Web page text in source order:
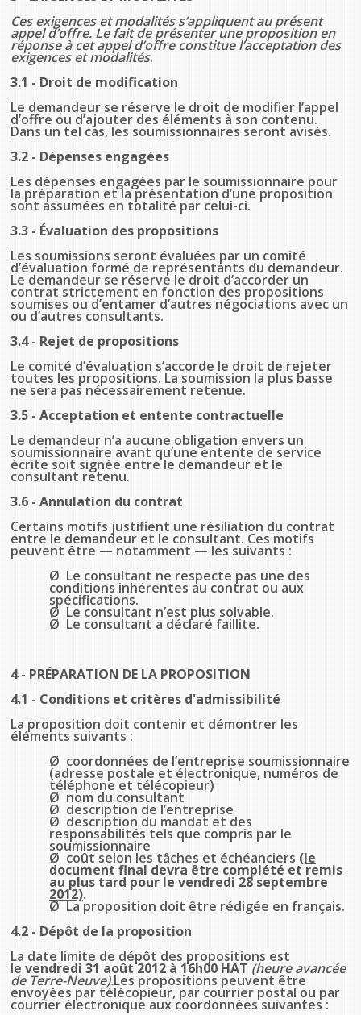
Ces exigences et modalités s’appliquent au présent
appel d’offre. Le fait de présenter une proposition en
réponse à cet appel d’offre constitue l’acceptation des
exigences et modalités.
3.1 - Droit de modification
Le demandeur se réserve le droit de modifier l’appel
d’offre ou d’ajouter des éléments à son contenu.
Dans un tel cas, les soumissionnaires seront avisés.
3.2 - Dépenses engagées
Les dépenses engagées par le soumissionnaire pour
la préparation et la présentation d’une proposition
sont assumées en totalité par celui-ci.
3.3 - Évaluation des propositions
Les soumissions seront évaluées par un comité
d’évaluation formé de représentants du demandeur.
Le demandeur se réserve le droit d’accorder un
contrat strictement en fonction des propositions
soumises ou d’entamer d’autres négociations avec un
ou d’autres consultants.
3.4 - Rejet de propositions
Le comité d’évaluation s’accorde le droit de rejeter
toutes les propositions. La soumission la plus basse
ne sera pas nécessairement retenue.
3.5 - Acceptation et entente contractuelle
Le demandeur n’a aucune obligation envers un
soumissionnaire avant qu’une entente de service
écrite soit signée entre le demandeur et le
consultant retenu.
3.6 - Annulation du contrat
Certains motifs justifient une résiliation du contrat
entre le demandeur et le consultant. Ces motifs
peuvent être — notamment — les suivants :
Ø Le consultant ne respecte pas une des
conditions inhérentes au contrat ou aux
spécifications.
Ø Le consultant n’est plus solvable.
Ø Le consultant a déclaré faillite.
4 - PRÉPARATION DE LA PROPOSITION
4.1 - Conditions et critères d'admissibilité
La proposition doit contenir et démontrer les
éléments suivants :
Ø coordonnées de l’entreprise soumissionnaire
(adresse postale et électronique, numéros de
téléphone et télécopieur)
Ø nom du consultant
Ø description de l’entreprise
Ø description du mandat et des
responsabilités tels que compris par le
soumissionnaire
Ø coût selon les tâches et échéanciers (le
document final devra être complété et remis
au plus tard pour le vendredi 28 septembre
2012).
Ø La proposition doit être rédigée en français.
4.2 - Dépôt de la proposition
La date limite de dépôt des propositions est
le vendredi 31 août 2012 à 16h00 HAT (heure avancée
de Terre-Neuve).Les propositions peuvent être
envoyées par télécopieur, par courrier postal ou par
courrier électronique aux coordonnées suivantes :